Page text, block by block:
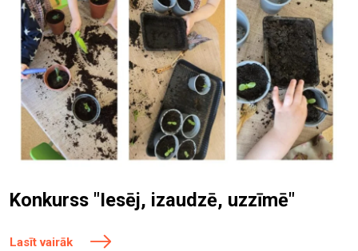
Konkurss "Iesēj, izaudzē, uzzīmē"
Lasīt vairāk